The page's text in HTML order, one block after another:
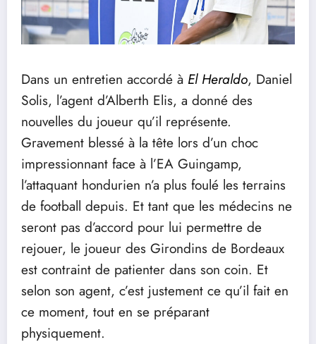
Dans un entretien accordé à El Heraldo, Daniel
Solis, l’agent d’Alberth Elis, a donné des
nouvelles du joueur qu’il représente.
Gravement blessé à la tête lors d’un choc
impressionnant face à l’EA Guingamp,
l’attaquant hondurien n’a plus foulé les terrains
de football depuis. Et tant que les médecins ne
seront pas d’accord pour lui permettre de
rejouer, le joueur des Girondins de Bordeaux
est contraint de patienter dans son coin. Et
selon son agent, c’est justement ce qu’il fait en
ce moment, tout en se préparant
physiquement.